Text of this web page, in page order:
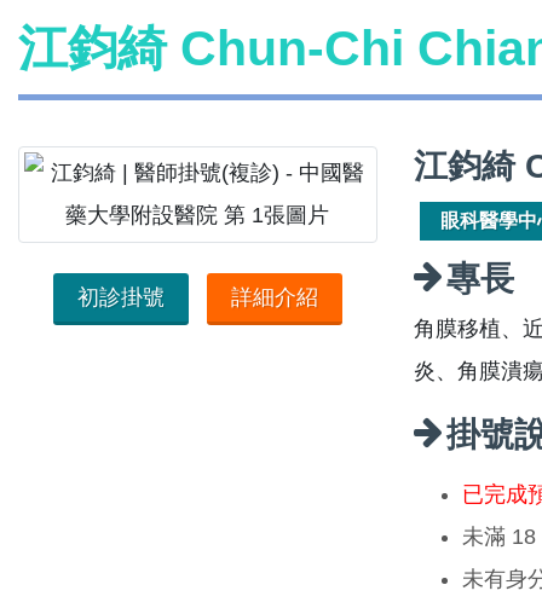
江鈞綺 Chun-Chi
初診掛號 詳細介紹
江鈞綺
眼科醫學中
專長
角膜移植、
炎、角膜潰
掛號
已完成
未滿 18
未有身